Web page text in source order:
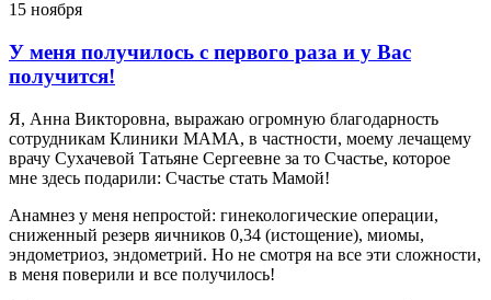
15 ноября
У меня получилось с первого раза и у Вас
получится!
Я, Анна Викторовна, выражаю огромную благодарность
сотрудникам Клиники МАМА, в частности, моему лечащему
врачу Сухачевой Татьяне Сергеевне за то Счастье, которое
мне здесь подарили: Счастье стать Мамой!
Анамнез у меня непростой: гинекологические операции,
сниженный резерв яичников 0,34 (истощение), миомы,
эндометриоз, эндометрий. Но не смотря на все эти сложности,
в меня поверили и все получилось!